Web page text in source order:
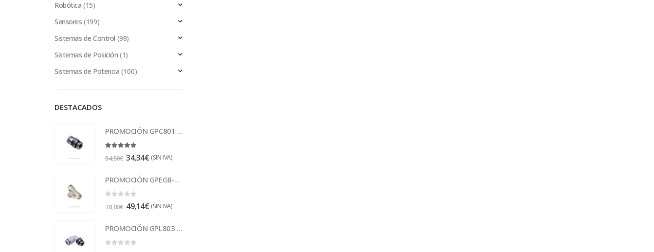
Robótica (15)
Sensores (199)
Sistemas de Control (98)
Sistemas de Posición (1)
Sistemas de Potencia (100)
DESTACADOS
PROMOCIÓN GPC801 Racor
54,50€ 34,34€ (SIN IVA)
PROMOCIÓN GPEG8-6 Racor
78,00€ 49,14€ (SIN IVA)
PROMOCIÓN GPL803 Racor